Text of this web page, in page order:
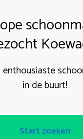
enthousiaste
in de buurt!
Start zoeken